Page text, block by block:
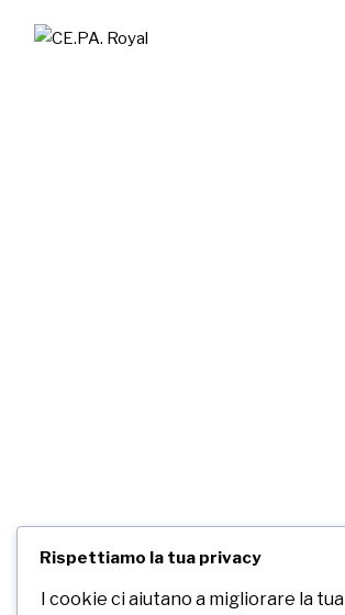
Rispettiamo la tua privacy
I cookie ci aiutano a migliorare la tua